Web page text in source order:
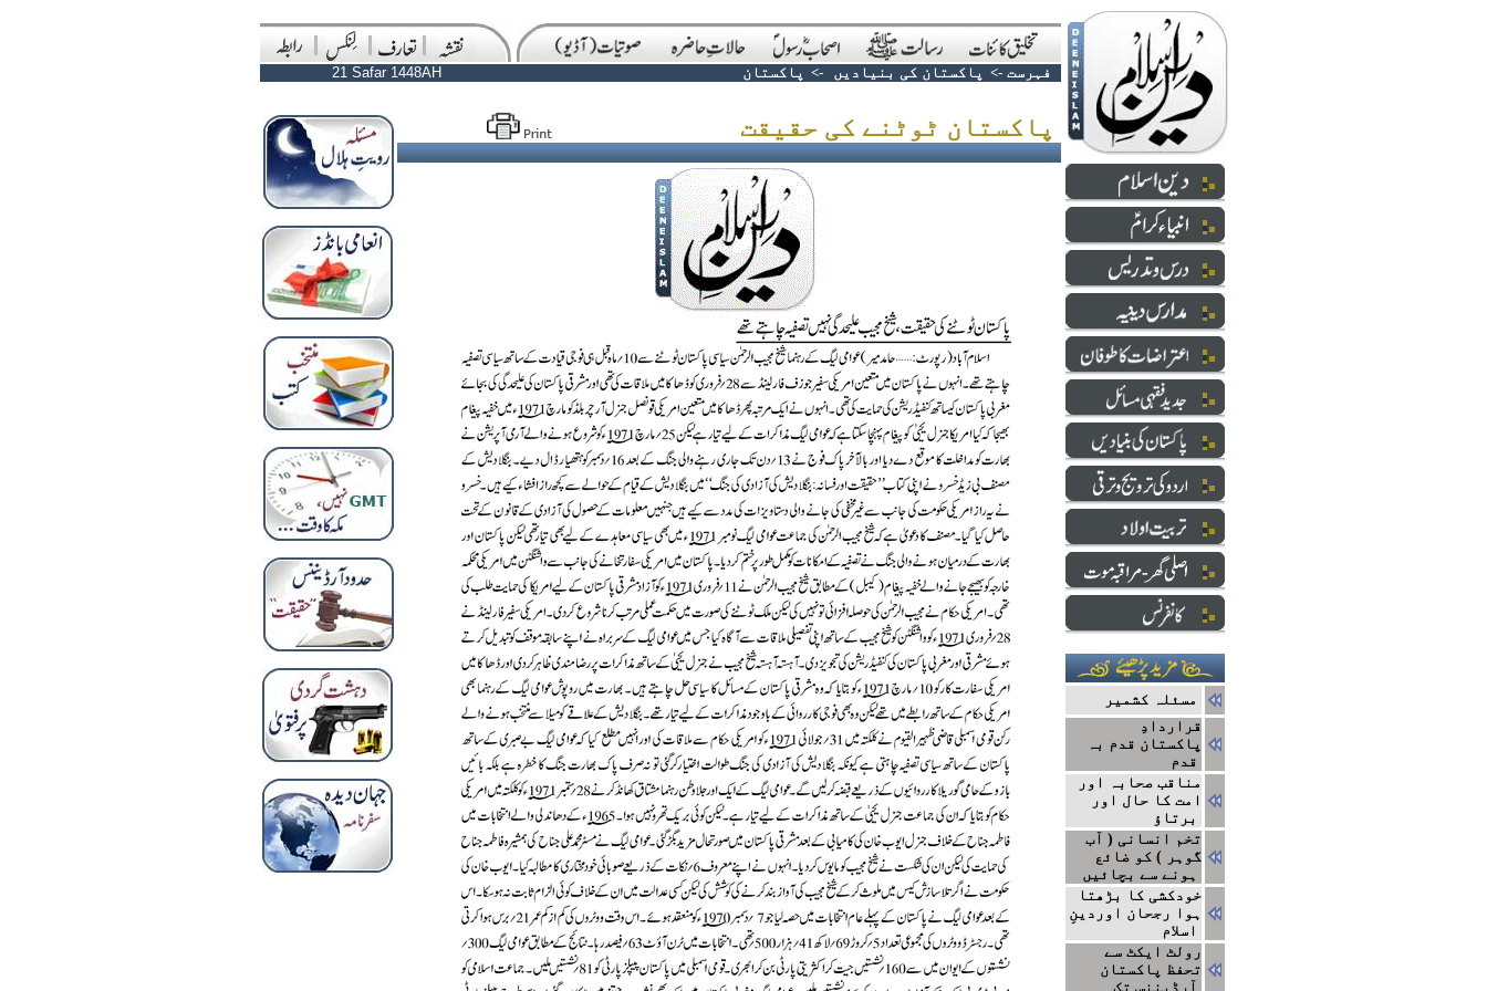
21 Safar 1448AH فہرست -> پاکستان کی بنیادیں -> پاکستان
مسئلہ کشمیر
قراردادِ
پاکستان قدم بہ
قدم
مناقب صحابہ اور
امت کا حال اور
برتاؤ
تخم انسانی ( آب
گوہر ) کو ضائع
ہونے سے بچائیں
خودکشی کا بڑھتا
ہوا رجحان اوردینِ
اسلام
رولٹ ایکٹ سے
تحفظ پاکستان
آرڈیننس تک